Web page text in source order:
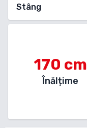
Stâng
170 cm
Înălțime